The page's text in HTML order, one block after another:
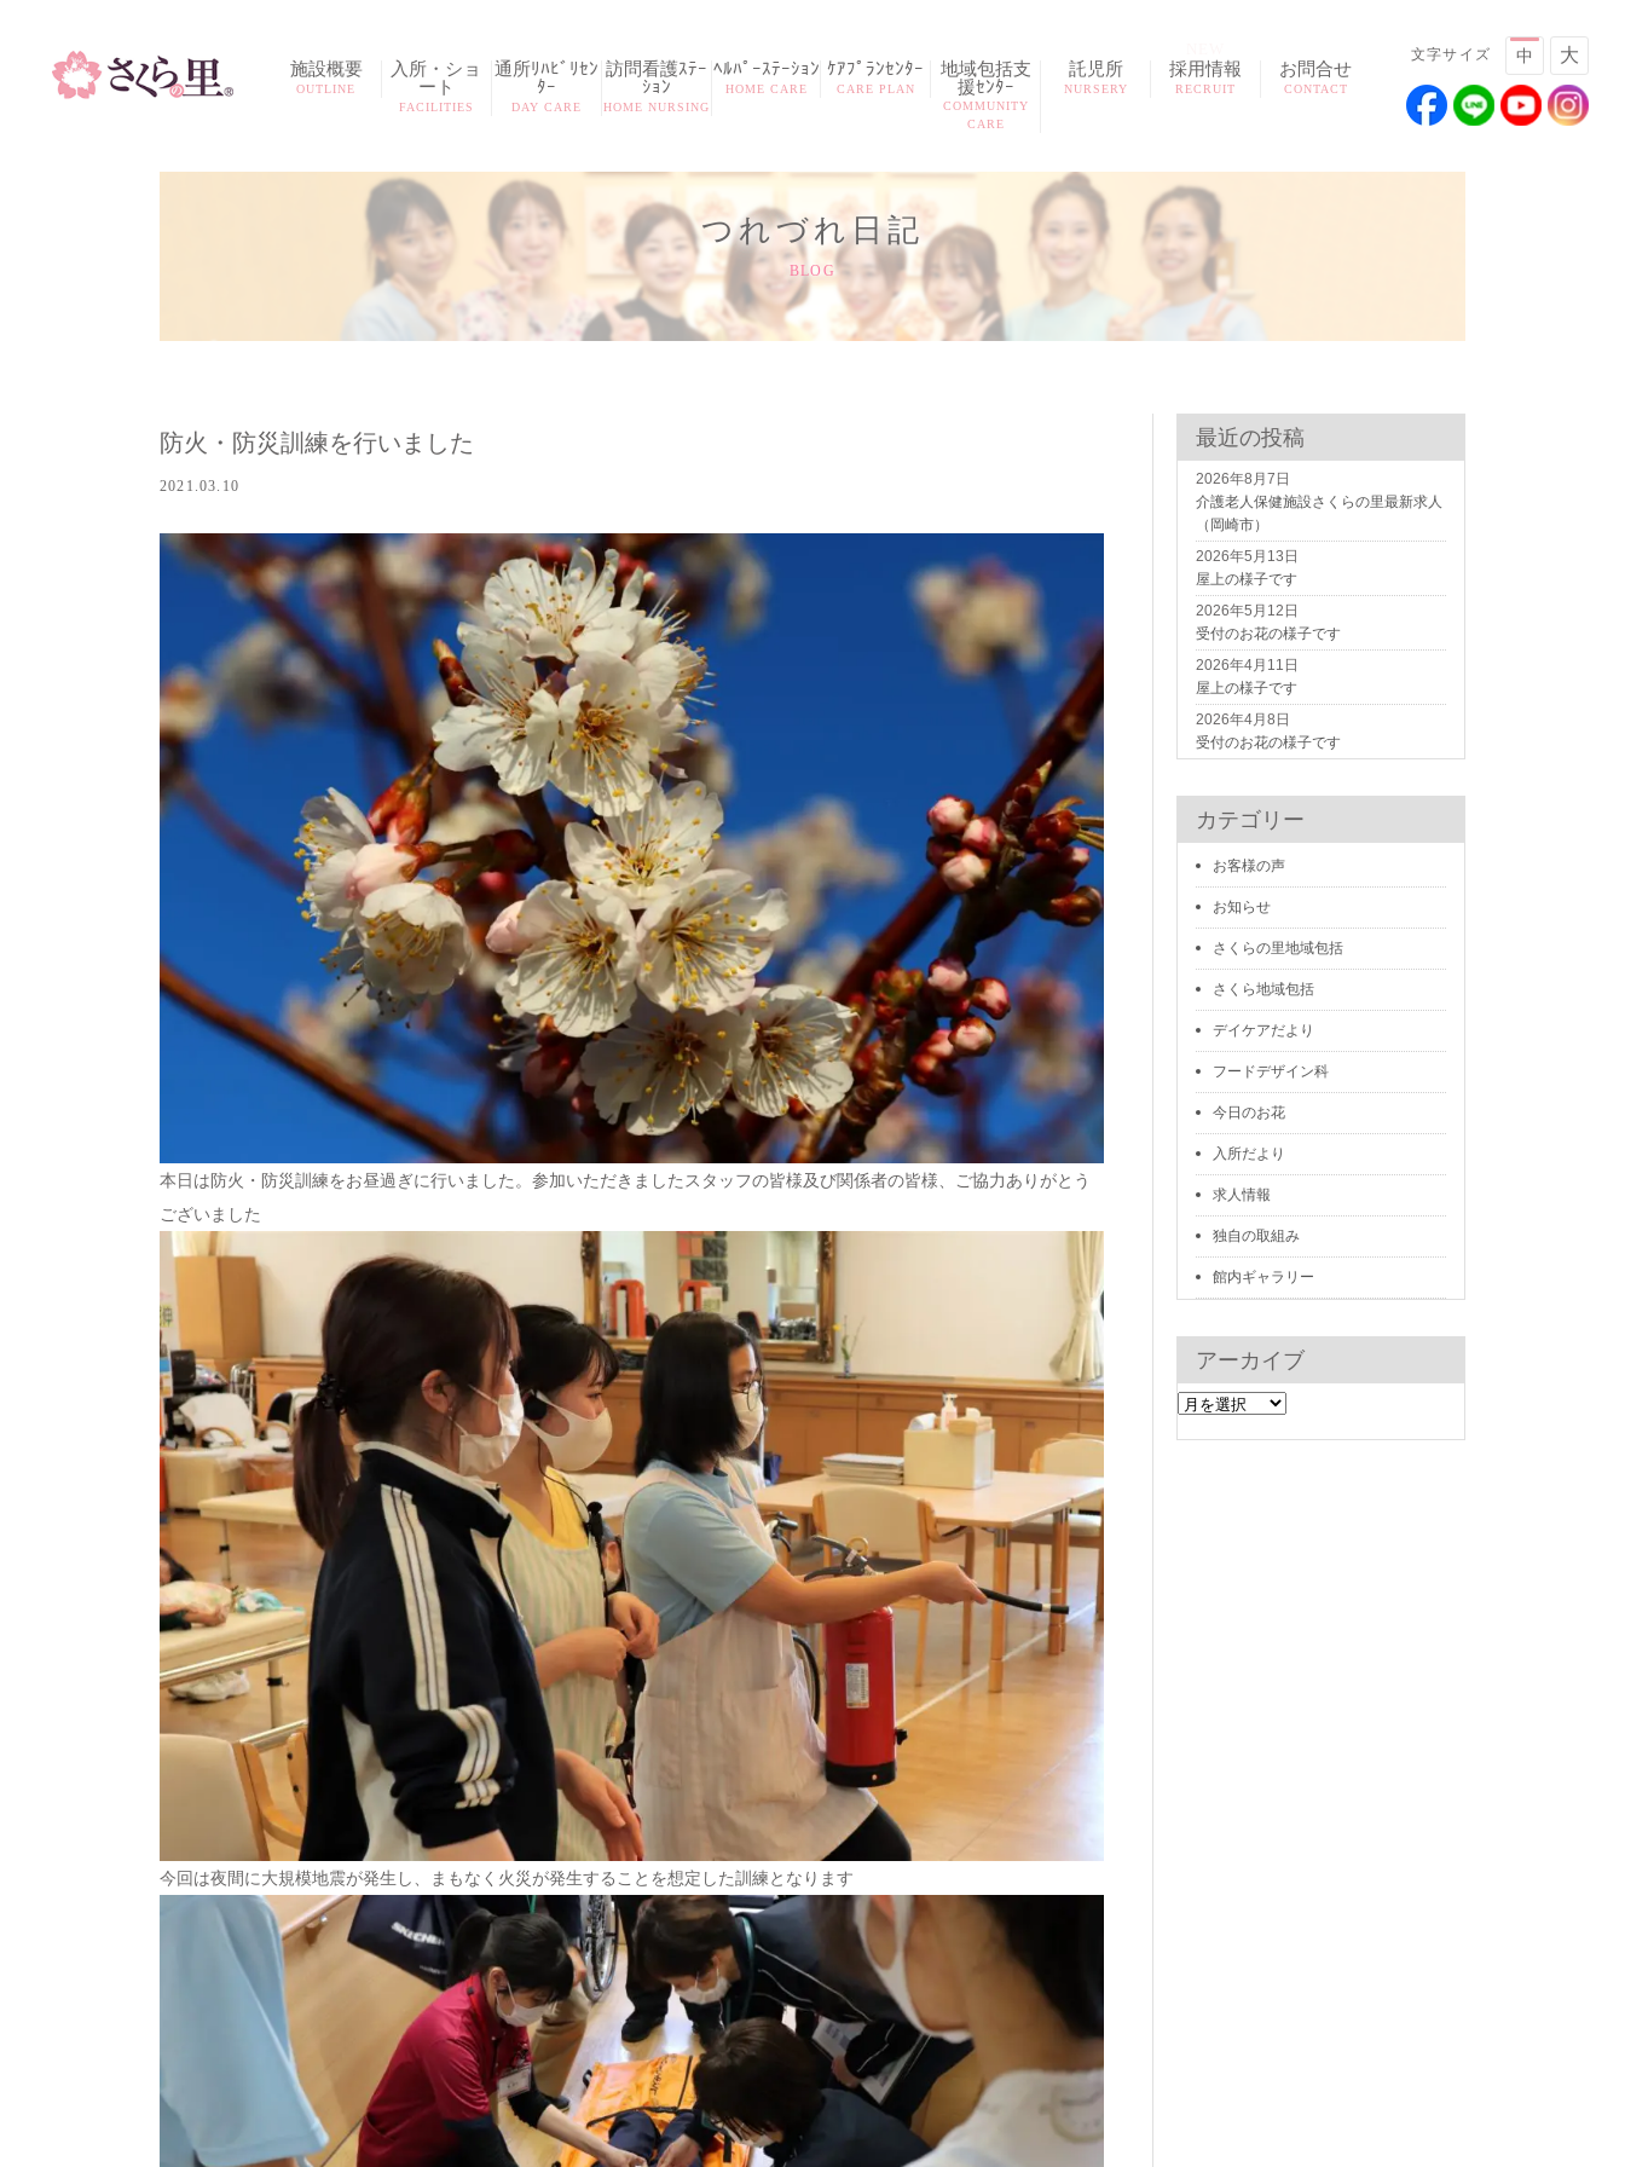
文字サイズ 中 大
施設概要
OUTLINE
入所・ショ
ート
FACILITIES
通所ﾘﾊﾋﾞﾘｾﾝ
ﾀｰ
DAY CARE
訪問看護ｽﾃｰ
ｼｮﾝ
HOME NURSING
ﾍﾙﾊﾟｰｽﾃｰｼｮﾝ
HOME CARE
ｹｱﾌﾟﾗﾝｾﾝﾀｰ
CARE PLAN
地域包括支
援ｾﾝﾀｰ
COMMUNITY
CARE
託児所
NURSERY
採用情報
RECRUIT
お問合せ
CONTACT
つれづれ日記
BLOG
防火・防災訓練を行いました
2021.03.10
本日は防火・防災訓練をお昼過ぎに行いました。参加いただきましたスタッフの皆様及び関係者の皆様、ご協力ありがとう
ございました
今回は夜間に大規模地震が発生し、まもなく火災が発生することを想定した訓練となります
最近の投稿
介護老人保健施設さくらの里最新求人
（岡崎市）
2026年8月7日
屋上の様子です
2026年5月13日
受付のお花の様子です
2026年5月12日
屋上の様子です
2026年4月11日
受付のお花の様子です
2026年4月8日
カテゴリー
お客様の声
お知らせ
さくらの里地域包括
さくら地域包括
デイケアだより
フードデザイン科
今日のお花
入所だより
求人情報
独自の取組み
館内ギャラリー
アーカイブ
ア
ー